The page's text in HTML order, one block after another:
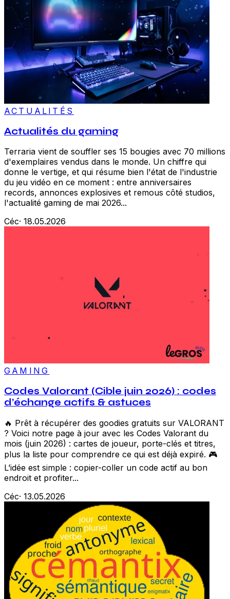
ACTUALITÉS
Actualités du gaming
Terraria vient de souffler ses 15 bougies avec 70 millions
d'exemplaires vendus dans le monde. Un chiffre qui
donne le vertige, et qui résume bien l'état de l'industrie
du jeu vidéo en ce moment : entre anniversaires
records, annonces explosives et remous côté studios,
l'actualité gaming de mai 2026...
Céc· 18.05.2026
GAMING
Codes Valorant (Cible juin 2026) : codes
d’échange actifs & astuces
🔥 Prêt à récupérer des goodies gratuits sur VALORANT
? Voici notre page à jour avec les Codes Valorant du
mois (juin 2026) : cartes de joueur, porte-clés et titres,
plus la liste pour comprendre ce qui est déjà expiré. 🎮
L’idée est simple : copier-coller un code actif au bon
endroit et profiter...
Céc· 13.05.2026